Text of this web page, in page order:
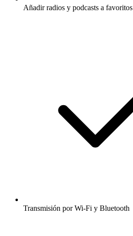
Añadir radios y podcasts a favoritos
Transmisión por Wi-Fi y Bluetooth